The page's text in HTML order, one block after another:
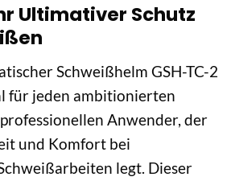
Ultimativer Schutz
Schweißhelm GSH-TC-2
für jeden ambitionierten
Anwender, der
und Komfort bei
legt. Dieser